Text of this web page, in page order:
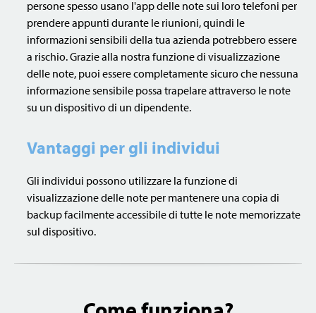
persone spesso usano l'app delle note sui loro telefoni per
prendere appunti durante le riunioni, quindi le
informazioni sensibili della tua azienda potrebbero essere
a rischio. Grazie alla nostra funzione di visualizzazione
delle note, puoi essere completamente sicuro che nessuna
informazione sensibile possa trapelare attraverso le note
su un dispositivo di un dipendente.
Vantaggi per gli individui
Gli individui possono utilizzare la funzione di
visualizzazione delle note per mantenere una copia di
backup facilmente accessibile di tutte le note memorizzate
sul dispositivo.